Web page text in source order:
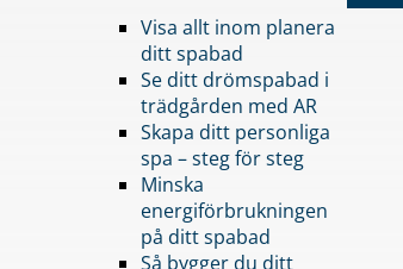
Visa allt inom planera
ditt spabad
Se ditt drömspabad i
trädgården med AR
Skapa ditt personliga
spa – steg för steg
Minska
energiförbrukningen
på ditt spabad
Så bygger du ditt